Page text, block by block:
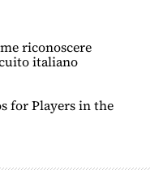
riconoscere
italiano
for Players in the